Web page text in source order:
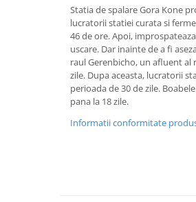
Medicina & Farmacie
Medicina Pentru Toti
Starea de bine
Statia de spalare Gora Kone
lucratorii statiei curata si
46 de ore. Apoi,
uscare. Dar inainte de a fi
raul Gerenbicho, un afluent al
zile. Dupa aceasta, lucratorii
perioada de 30 de zile.
pana la 18 zile.
Informatii conformitate